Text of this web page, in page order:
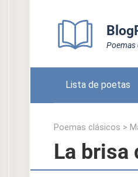
Poemas
Lista de poetas
Poemas clásicos >
La brisa